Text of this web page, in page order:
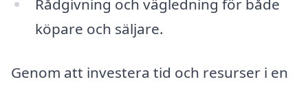
Rådgivning och vägledning för både
köpare och säljare.
Genom att investera tid och resurser i en